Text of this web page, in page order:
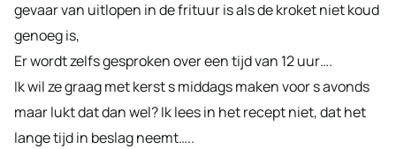
gevaar van uitlopen in de frituur is als de kroket niet koud
genoeg is,
Er wordt zelfs gesproken over een tijd van 12 uur….
Ik wil ze graag met kerst s middags maken voor s avonds
maar lukt dat dan wel? Ik lees in het recept niet, dat het
lange tijd in beslag neemt…..